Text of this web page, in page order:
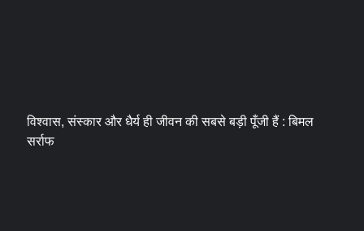
विश्वास, संस्कार और धैर्य ही जीवन की सबसे बड़ी पूँजी हैं : बिमल
सर्राफ